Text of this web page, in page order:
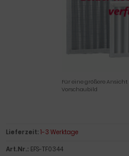
Für eine größere Ansicht
Vorschaubild
Lieferzeit: 1-3 Werktage
Art.Nr.: EFS-TF0344